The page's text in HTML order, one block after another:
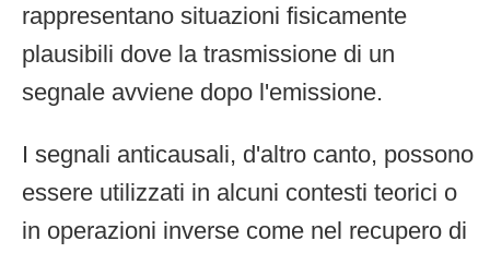
rappresentano situazioni fisicamente
plausibili dove la trasmissione di un
segnale avviene dopo l'emissione.
I segnali anticausali, d'altro canto, possono
essere utilizzati in alcuni contesti teorici o
in operazioni inverse come nel recupero di